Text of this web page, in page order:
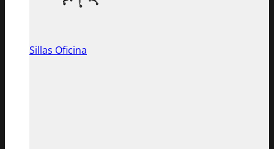
Sillas Oficina